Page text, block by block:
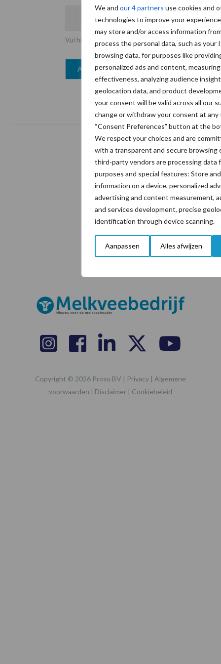
We and our 4 partners use cookies and
technologies to improve your
may store and/or access information
process the personal data, such as your
browsing data, for purposes like
personalized ads and content,
effectiveness, analyzing audience
geolocation data, and product
your consent will be valid across all our
change or withdraw your consent at any
“Consent Preferences” button at the
We respect your choices and are
with a transparent and secure browsing
third-party vendors are processing data
purposes and special features: Store
information on a device, personalized
advertising and content measurement,
and services development, precise
identification through device scanning.
Aanpassen Alles afwijzen
Vul hier uw e-mailadres in
Abonneren
Contact
Adverteren
Copyright © 2026 Prosu BV | Privacy | Algemene
voorwaarden | Disclaimer | Cookiebeleid